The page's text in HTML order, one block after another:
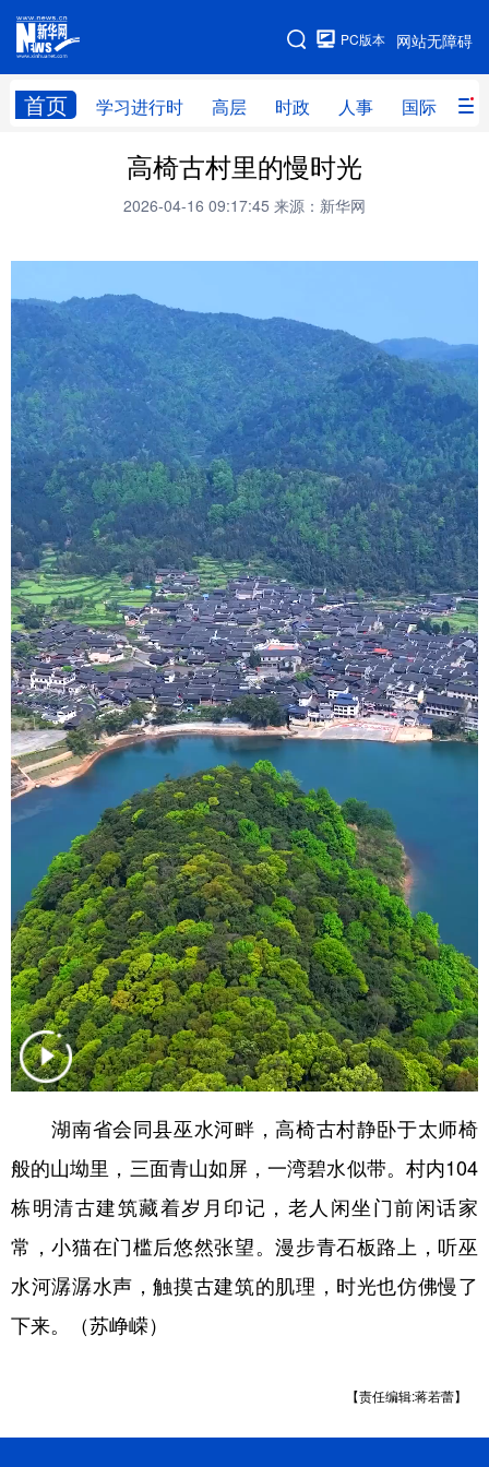
网站无障碍
PC版本
首页 学习进行时 高层 时政 人事 国际 财
网站地图
高层 时政
财经 网评
台湾 思客智库 全球连线 教育
科技
文化 书画 健康 军事
访谈 视频 图片 政务
法律 中央文件 金融 汽车
食品 人居 信息化 数字经济
学术中国 乡村振兴 银龄 溯源中国
城市 旅游 能源 会展
彩票 娱乐 时尚 悦读
公益 一带一路 亚太网 上市公司
文化产业
地方频道
北京 天津 河北 山西
辽宁 吉林 上海 江苏
浙江 安徽 福建 江西
山东 河南 湖北 湖南
广东 广西 海南 重庆
四川 贵州 云南 西藏
陕西 甘肃 青海 宁夏
新疆 内蒙古 黑龙江
多语种频道
English Español Français عربى
高椅古村里的慢时光
2026-04-16 09:17:45 来源：新华网
湖南省会同县巫水河畔，高椅古村静卧于太师椅
般的山坳里，三面青山如屏，一湾碧水似带。村内104
栋明清古建筑藏着岁月印记，老人闲坐门前闲话家
常，小猫在门槛后悠然张望。漫步青石板路上，听巫
水河潺潺水声，触摸古建筑的肌理，时光也仿佛慢了
下来。（苏峥嵘）
【责任编辑:蒋若蕾】